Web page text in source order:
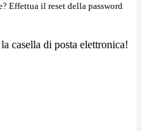
Effettua il reset della password
casella di posta elettronica!